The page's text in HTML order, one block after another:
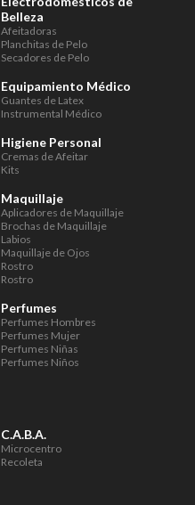
Belleza
Afeitadoras
Planchitas de Pelo
Secadores de Pelo
Equipamiento Médico
Guantes de Latex
Instrumental Médico
Higiene Personal
Cremas de Afeitar
Kits
Maquillaje
Aplicadores de Maquillaje
Brochas de Maquillaje
Labios
Maquillaje de Ojos
Rostro
Rostro
Perfumes
Perfumes Hombres
Perfumes Mujer
Perfumes Niñas
Perfumes Niños
C.A.B.A.
Microcentro
Recoleta